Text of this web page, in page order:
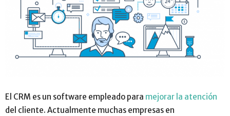
El CRM es un software empleado para mejorar la atención
del cliente. Actualmente muchas empresas en